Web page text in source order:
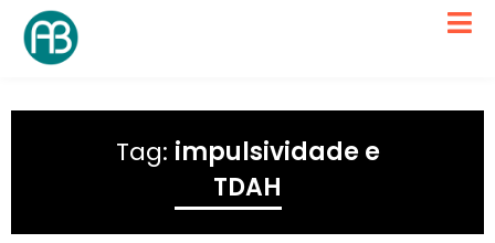
Tag: impulsividade e
TDAH